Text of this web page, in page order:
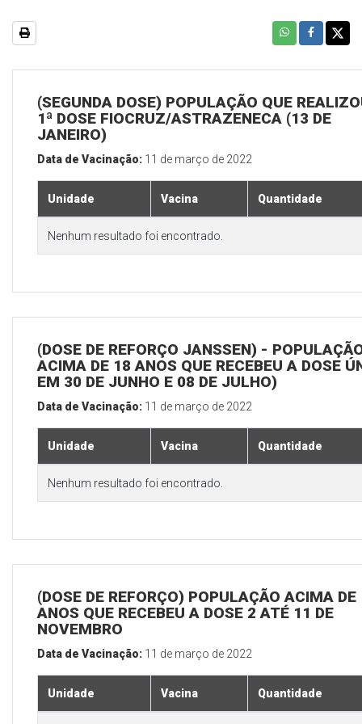
(SEGUNDA DOSE) POPULAÇÃO QUE
1ª DOSE FIOCRUZ/ASTRAZENECA (13 DE
JANEIRO)
Data de Vacinação: 11 de março de 2022
Unidade Vacina Quantidade
Nenhum resultado foi encontrado.
(DOSE DE REFORÇO JANSSEN) -
ACIMA DE 18 ANOS QUE RECEBEU A DOSE
EM 30 DE JUNHO E 08 DE JULHO)
Data de Vacinação: 11 de março de 2022
Unidade Vacina Quantidade
Nenhum resultado foi encontrado.
(DOSE DE REFORÇO) POPULAÇÃO ACIMA DE
ANOS QUE RECEBEU A DOSE 2 ATÉ 11 DE
NOVEMBRO
Data de Vacinação: 11 de março de 2022
Unidade Vacina Quantidade